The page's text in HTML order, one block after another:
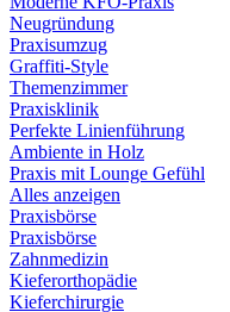
Neugründung
Praxisumzug
Graffiti-Style
Themenzimmer
Praxisklinik
Perfekte Linienführung
Ambiente in Holz
Praxis mit Lounge Gefühl
Alles anzeigen
Praxisbörse
Praxisbörse
Zahnmedizin
Kieferorthopädie
Kieferchirurgie